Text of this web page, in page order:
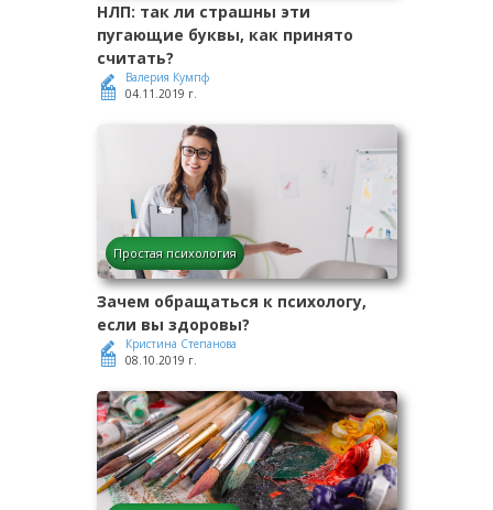
НЛП: так ли страшны эти
пугающие буквы, как принято
считать?
Валерия Кумпф
04.11.2019 г.
Простая психология
Зачем обращаться к психологу,
если вы здоровы?
Кристина Степанова
08.10.2019 г.